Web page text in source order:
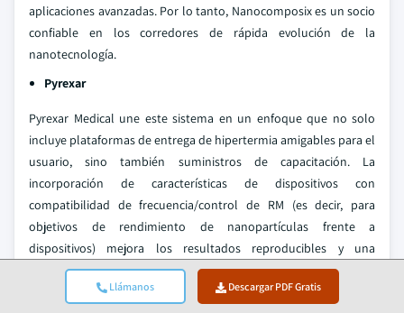
Llámanos Descargar PDF Gratis
aplicaciones avanzadas. Por lo tanto, Nanocomposix es un socio
confiable en los corredores de rápida evolución de la
nanotecnología.
Pyrexar
Pyrexar Medical une este sistema en un enfoque que no solo
incluye plataformas de entrega de hipertermia amigables para el
usuario, sino también suministros de capacitación. La
incorporación de características de dispositivos con
compatibilidad de frecuencia/control de RM (es decir, para
objetivos de rendimiento de nanopartículas frente a
dispositivos) mejora los resultados reproducibles y una
adopción institucional más amplia. También se están formando
alianzas estratégicas con proveedores de nanopartículas para